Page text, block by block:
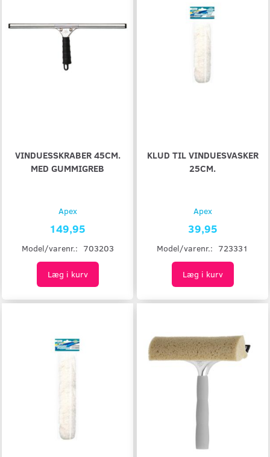
VINDUESSKRABER 45CM.
MED GUMMIGREB
Apex
149,95
Model/varenr.: 703203
Læg i kurv
KLUD TIL VINDUESVASKER
25CM.
Apex
39,95
Model/varenr.: 723331
Læg i kurv